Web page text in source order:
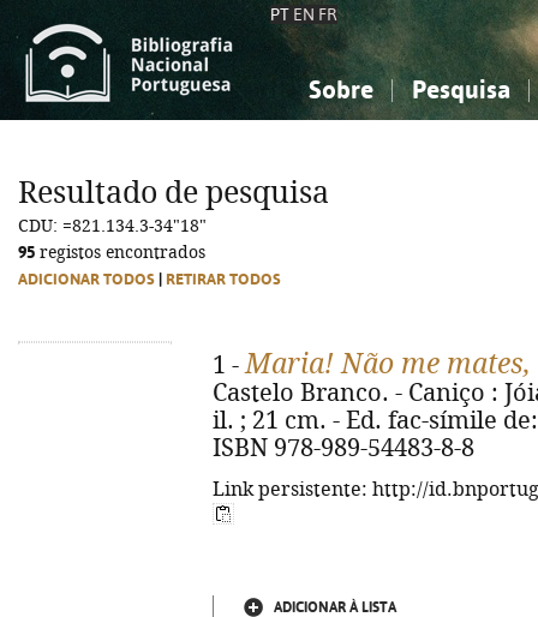
PT EN FR
Sobre Pesquisa
Ciências sociais...
Ciências sociais...
Resultado de pesquisa
CDU: =821.134.3-34"18"
95 registos encontrados
ADICIONAR TODOS RETIRAR TODOS
1 -Maria! Não me
Castelo Branco. - Caniço :
il. ; 21 cm. - Ed. fac-símile
ISBN 978-989-54483-8-8
Link persistente: http://
ADICIONAR À LISTA